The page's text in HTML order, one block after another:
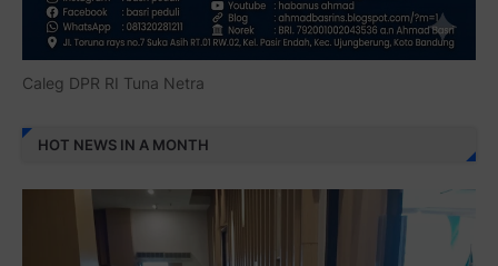
Caleg DPR RI Tuna Netra
HOT NEWS IN A MONTH